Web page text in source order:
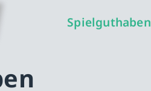
Spielguthaben